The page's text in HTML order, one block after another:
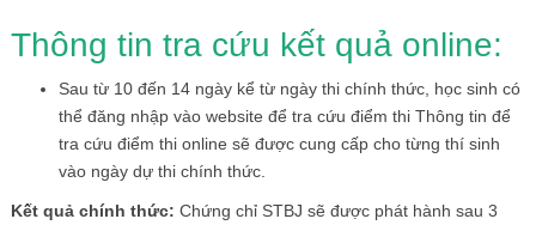
Thông tin tra cứu kết quả online:
Sau từ 10 đến 14 ngày kể từ ngày thi chính thức, học sinh có
thể đăng nhập vào website để tra cứu điểm thi Thông tin để
tra cứu điểm thi online sẽ được cung cấp cho từng thí sinh
vào ngày dự thi chính thức.
Kết quả chính thức: Chứng chỉ STBJ sẽ được phát hành sau 3